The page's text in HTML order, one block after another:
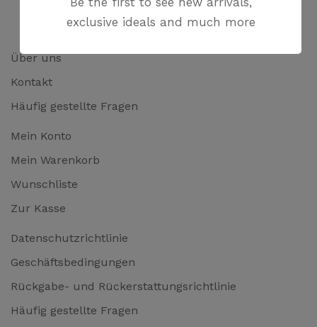
Über uns
Kontakt
Häufig gestellte Fragen
Mein Konto
Mein Warenkorb
Wunschliste
Zur Kasse
Datenschutzrichtlinie
Geschäftsbedingungen
Rückgabe- und Rückerstattungsrichtlinie
Häufig gestellte Fragen
exclusive ideals and much more